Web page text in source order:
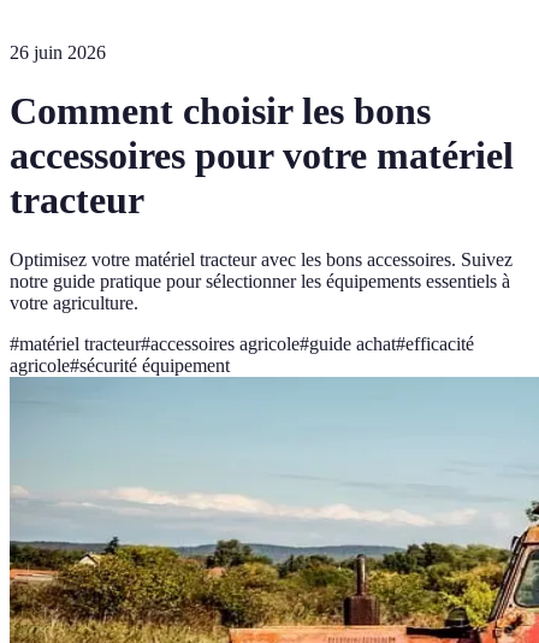
26 juin 2026
Comment choisir les bons
accessoires pour votre matériel
tracteur
Optimisez votre matériel tracteur avec les bons accessoires. Suivez
notre guide pratique pour sélectionner les équipements essentiels à
votre agriculture.
#matériel tracteur#accessoires agricole#guide achat#efficacité
agricole#sécurité équipement